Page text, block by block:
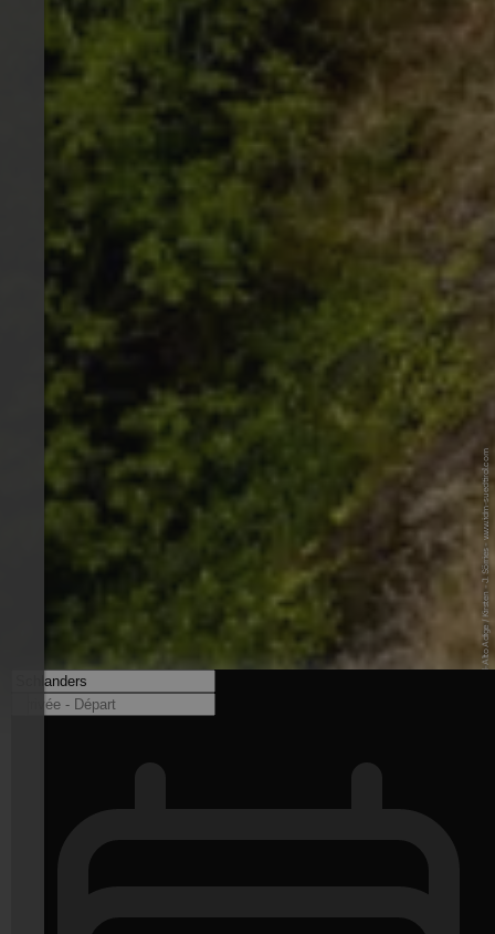
© IDM Südtirol-Alto Adige / Kirsten - J. Sörries - www.idm-suedtirol.com